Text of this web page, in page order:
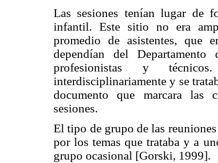
Las sesiones tenían lugar de
infantil. Este sitio no era
promedio de asistentes, que
dependían del
profesionistas y
interdisciplinariamente y se
documento que marcara las
sesiones.
El tipo de grupo de las
por los temas que trataba y a
grupo ocasional [Gorski, 1999].